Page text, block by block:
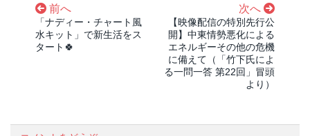
前へ
「ナディー・チャート風
水キット」で新生活をス
タート🍀
次へ
【映像配信の特別先行公
開】中東情勢悪化による
エネルギーその他の危機
に備えて（「竹下氏によ
る一問一答 第22回」冒頭
より）